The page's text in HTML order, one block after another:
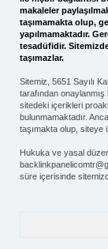
makaleler
taşımamakta olup,
yapılmamaktadır.
tesadüfidir.
taşımazlar.
Sitemiz, 5651 Sayılı
tarafından
sitedeki içerikleri
bulunmamaktadır.
taşımakta olup, siteye
Hukuka ve yasal
süre içerisinde